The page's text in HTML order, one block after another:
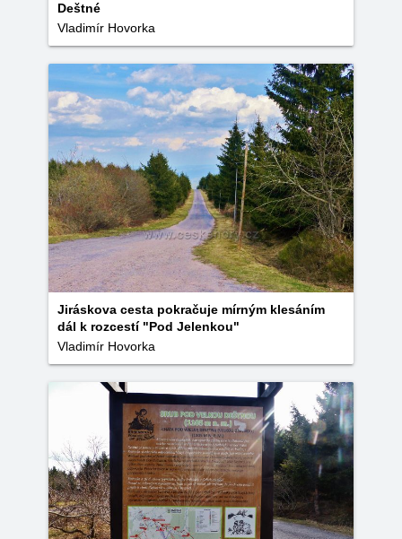
Deštné
Vladimír Hovorka
Jiráskova cesta pokračuje mírným klesáním
dál k rozcestí "Pod Jelenkou"
Vladimír Hovorka